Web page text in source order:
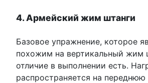
4. Армейский жим штанги
Базовое упражнение, которое
похожим на вертикальный жим
отличие в выполнении есть.
распространяется на